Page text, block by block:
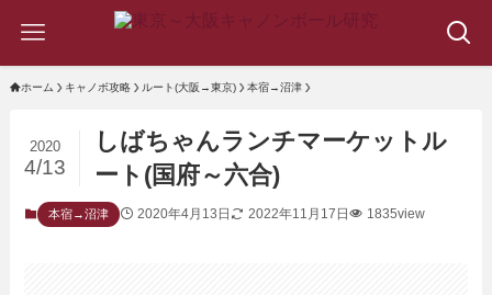
ホーム キャノボ攻略 ルート(大阪→東京) 本宿→沼津
しばちゃんランチマーケットル
ート(国府～六合)
2020
4/13
本宿→沼津 2020年4月13日 2022年11月17日 1835view